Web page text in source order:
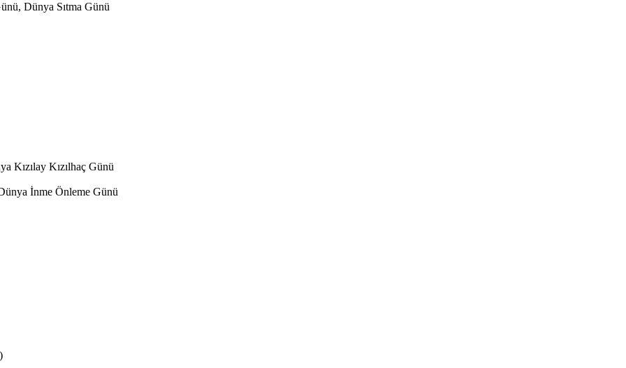
Dünya Sıtma Günü
Kızılay Kızılhaç Günü
İnme Önleme Günü